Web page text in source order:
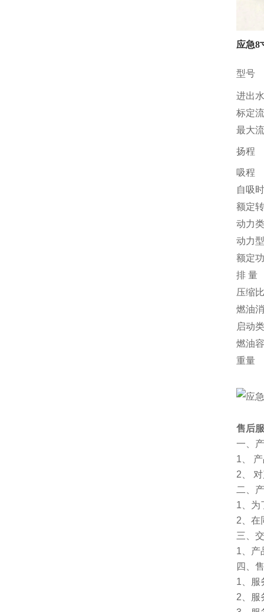
应急8
型号
进出
标定
最大
扬程
吸程
自吸
额定
动力
动力
额定
排 量
压缩比
燃油
启动
燃油
重量
售后
一、
1、
2、
二、
1、为
2、在
三、
1、产
四、
1、服
2、服